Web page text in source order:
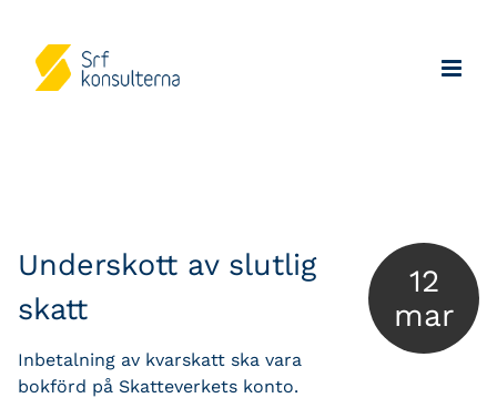
12
mar
Underskott av slutlig
skatt
Inbetalning av kvarskatt ska vara
bokförd på Skatteverkets konto.